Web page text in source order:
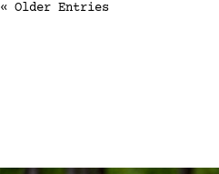
« Older Entries